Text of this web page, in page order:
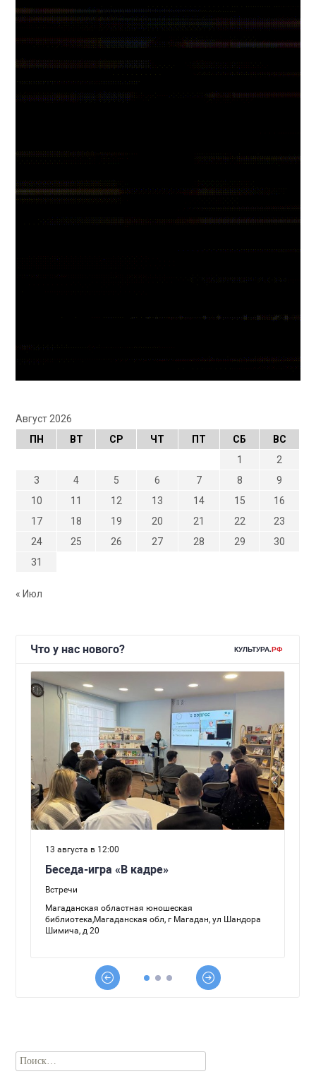
Август 2026
ПН
ВТ СР ЧТ ПТ СБ
ВС
1
2
3
4 5 6 7 8
9
10
11 12 13 14 15
16
17
18 19 20 21 22
23
24
25 26 27 28 29
30
31
« Июл
Найти: